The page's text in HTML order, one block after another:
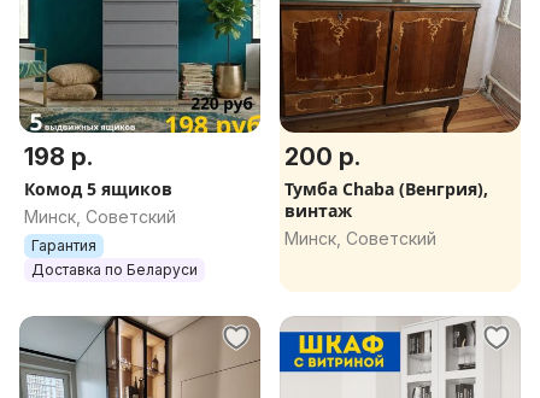
198 р.
Комод 5 ящиков
Минск, Советский
Гарантия
Доставка по Беларуси
200 р.
Тумба Chaba (Венгрия),
винтаж
Минск, Советский